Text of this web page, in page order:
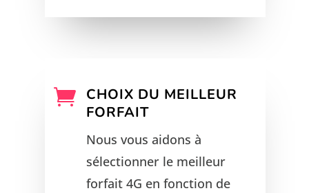
 CHOIX DU MEILLEUR
FORFAIT
Nous vous aidons à
sélectionner le meilleur
forfait 4G en fonction de